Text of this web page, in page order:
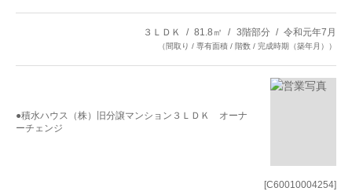
[C60010004254]
３ＬＤＫ 81.8㎡ 3階部分 令和元年7月
（間取り / 専有面積 / 階数 / 完成時期（築年月））
●積水ハウス（株）旧分譲マンション３ＬＤＫ オーナ
ーチェンジ